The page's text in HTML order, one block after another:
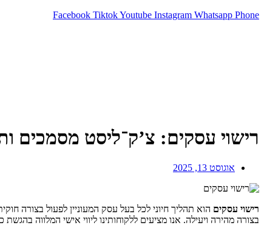
Facebook TiktokYoutube Instagram Whatsapp Phone
רישוי עסקים: צ’ק־ליסט מסמכים
אוגוסט 13, 2025
רישוי עסקים הוא תהליך חיוני לכל בעל עסק המעוניין לפעול בצורה
בצורה מהירה ויעילה. אנו מציעים ללקוחותינו ליווי אישי המלווה